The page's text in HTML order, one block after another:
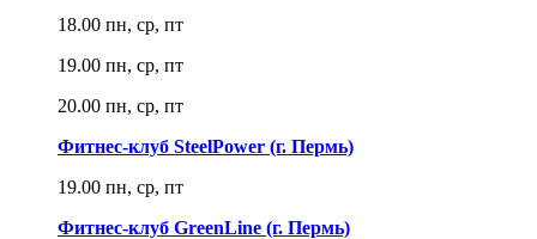
18.00 пн, ср, пт
19.00 пн, ср, пт
20.00 пн, ср, пт
Фитнес-клуб SteelPower (г. Пермь)
19.00 пн, ср, пт
Фитнес-клуб GreenLine (г. Пермь)